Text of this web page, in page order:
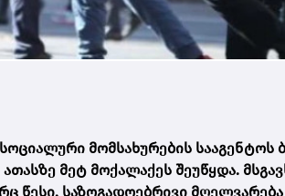
მომსახურების
მეტ მოქალაქეს შეუწყდა.
წესი, საზოგადოებრივი